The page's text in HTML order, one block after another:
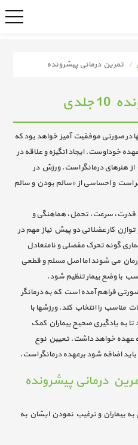
تمرین درمانی پیشرونده
در صورتی موفقیت آمیز خواهد بود که
خوداوست. ایجاد انگیزه و علاقه در
از هنرهای درمانگر است. ورزش در
است و احساسی از «سالم بودن و سالم
قدرت، سرعت، تحمل، هماهنگی و
کار عضلانی دو پیش نیاز مهم در
گونه تحرک مفصلی و نامتعادل
می شوند اما اصل مسلم و قطعی
با وضع بیمار تنظیم شود.
فراهم آمده است که به درمانگر
مناسب را انتخاب کند. ورزشها با
به یادگیری صحیح بیماران کمک
به عهده خواهد داشت. تعیین نوع
اضافه شود برعهده درمانگر است.
درمانی پیشرونده
بیماران و ترغیب نمودن ایشان به